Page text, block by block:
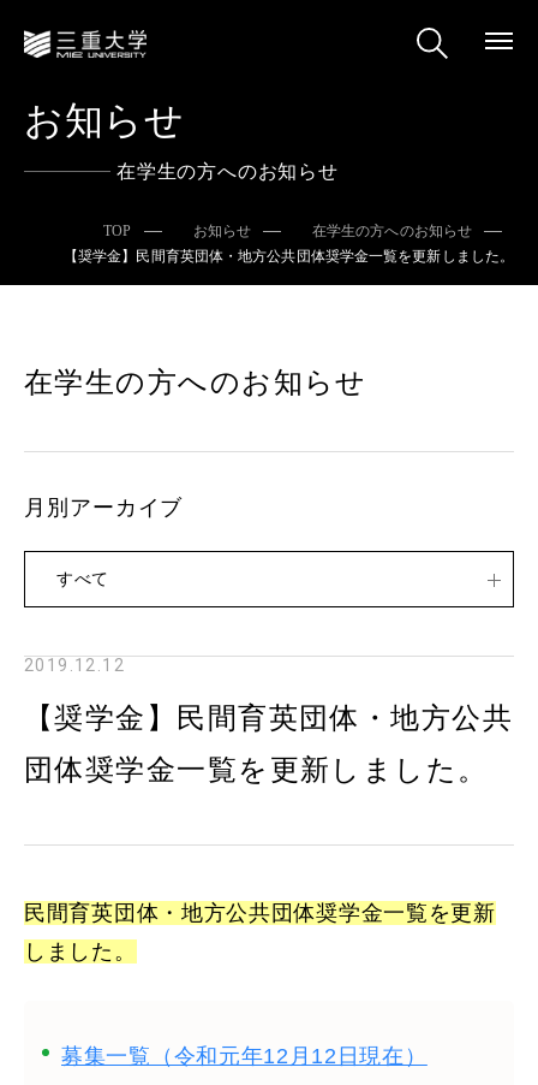
お知らせ
在学生の方へのお知らせ
TOP お知らせ
在学生の方へのお知らせ
【奨学金】民間育英団体・地方公共団体奨学金一覧を更新しました。
2019.12.12
【奨学金】民間育英団体・地方公共
団体奨学金一覧を更新しました。
民間育英団体・地方公共団体奨学金一覧を更新
しました。
募集一覧（令和元年12月12日現在）
在学生の方へのお知らせ
月別アーカイブ
すべて